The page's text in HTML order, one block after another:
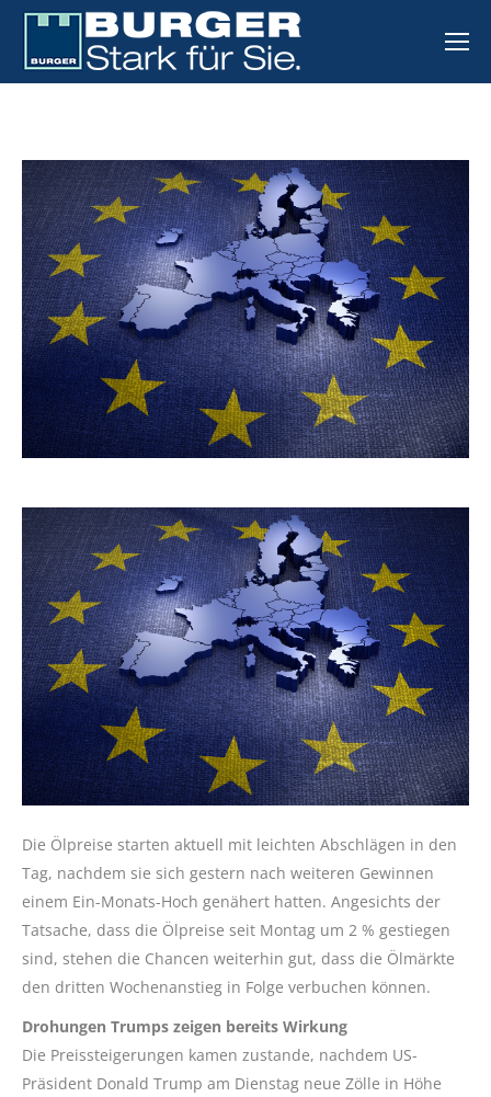
Die Ölpreise starten aktuell mit leichten Abschlägen in den
Tag, nachdem sie sich gestern nach weiteren Gewinnen
einem Ein-Monats-Hoch genähert hatten. Angesichts der
Tatsache, dass die Ölpreise seit Montag um 2 % gestiegen
sind, stehen die Chancen weiterhin gut, dass die Ölmärkte
den dritten Wochenanstieg in Folge verbuchen können.
Drohungen Trumps zeigen bereits Wirkung
Die Preissteigerungen kamen zustande, nachdem US-
Präsident Donald Trump am Dienstag neue Zölle in Höhe